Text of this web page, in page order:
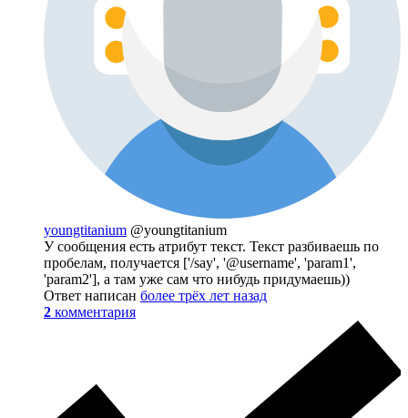
youngtitanium @youngtitanium
У сообщения есть атрибут текст. Текст разбиваешь по
пробелам, получается ['/say', '@username', 'param1',
'param2'], а там уже сам что нибудь придумаешь))
Ответ написан более трёх лет назад
2 комментария